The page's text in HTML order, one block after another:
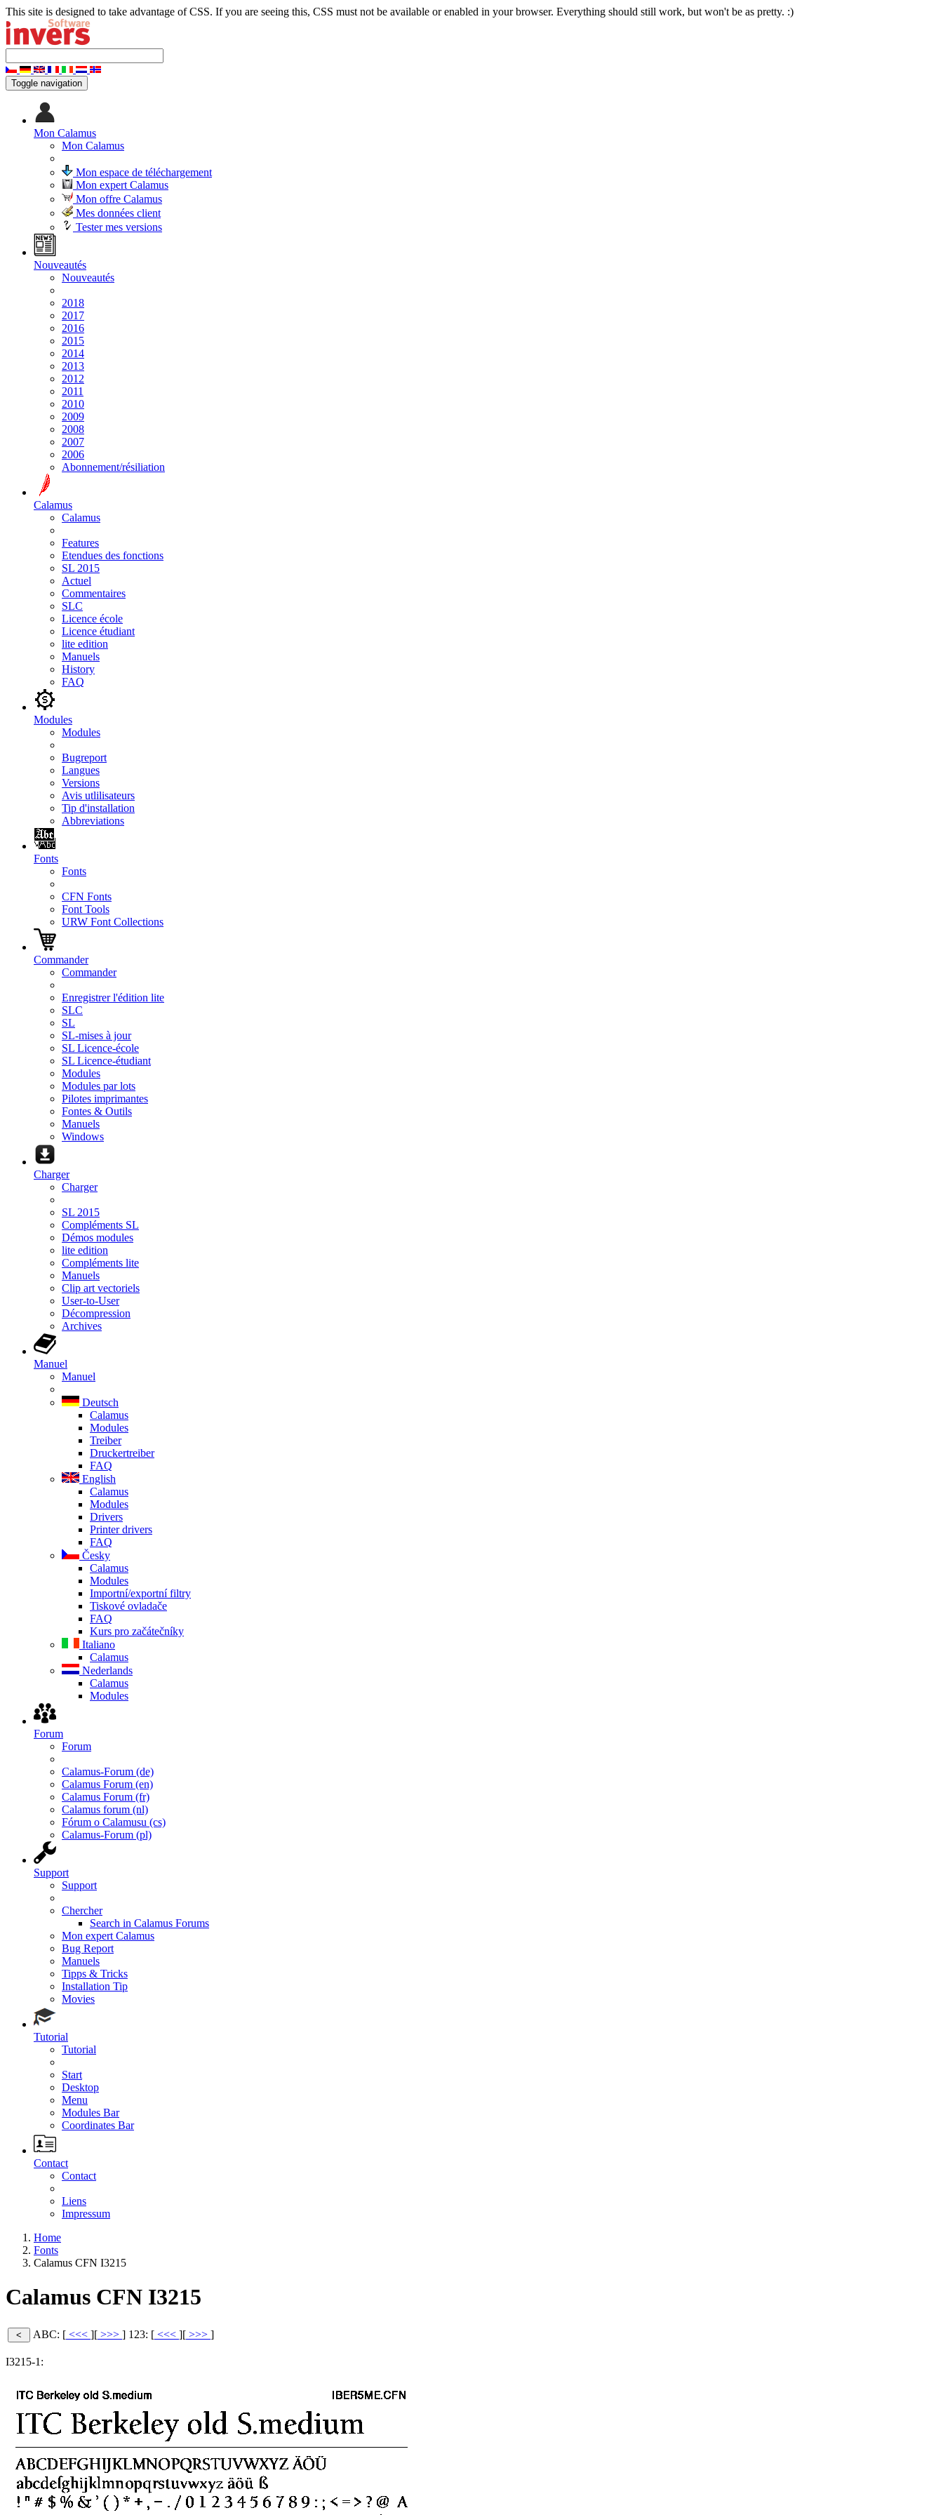
This site is designed to take advantage of CSS. If you are seeing this, CSS must not be available or enabled in your browser. Everything should still work, but won't be as pretty. :)
Toggle navigation
Mon Calamus
Mon Calamus
Mon espace de téléchargement
Mon expert Calamus
Mon offre Calamus
Mes données client
Tester mes versions
Nouveautés
Nouveautés
2018
2017
2016
2015
2014
2013
2012
2011
2010
2009
2008
2007
2006
Abonnement/résiliation
Calamus
Calamus
Features
Etendues des fonctions
SL 2015
Actuel
Commentaires
SLC
Licence école
Licence étudiant
lite edition
Manuels
History
FAQ
Modules
Modules
Bugreport
Langues
Versions
Avis utlilisateurs
Tip d'installation
Abbreviations
Fonts
Fonts
CFN Fonts
Font Tools
URW Font Collections
Commander
Commander
Enregistrer l'édition lite
SLC
SL
SL-mises à jour
SL Licence-école
SL Licence-étudiant
Modules
Modules par lots
Pilotes imprimantes
Fontes & Outils
Manuels
Windows
Charger
Charger
SL 2015
Compléments SL
Démos modules
lite edition
Compléments lite
Manuels
Clip art vectoriels
User-to-User
Décompression
Archives
Manuel
Manuel
Deutsch
Calamus
Modules
Treiber
Druckertreiber
FAQ
English
Calamus
Modules
Drivers
Printer drivers
FAQ
Česky
Calamus
Modules
Importní/exportní filtry
Tiskové ovladače
FAQ
Kurs pro začátečníky
Italiano
Calamus
Nederlands
Calamus
Modules
Forum
Forum
Calamus-Forum (de)
Calamus Forum (en)
Calamus Forum (fr)
Calamus forum (nl)
Fórum o Calamusu (cs)
Calamus-Forum (pl)
Support
Support
Chercher
Search in Calamus Forums
Mon expert Calamus
Bug Report
Manuels
Tipps & Tricks
Installation Tip
Movies
Tutorial
Tutorial
Start
Desktop
Menu
Modules Bar
Coordinates Bar
Contact
Contact
Liens
Impressum
Home
Fonts
Calamus CFN I3215
Calamus CFN I3215
ABC: [ <<< ][ >>> ] 123: [ <<< ][ >>> ]
I3215-1: